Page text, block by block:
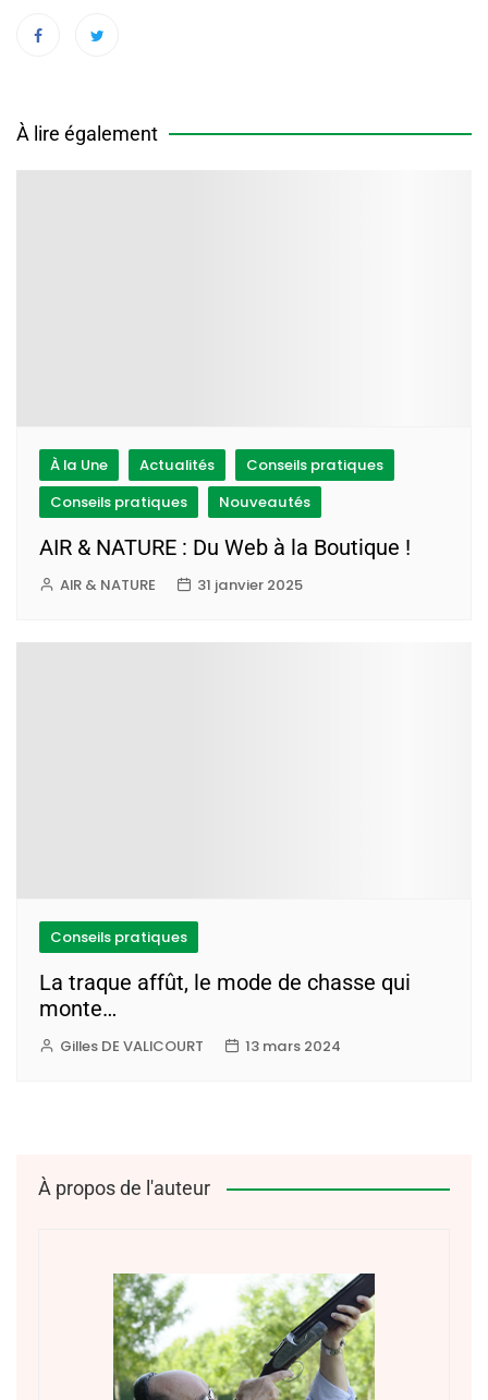
À lire également
À la Une Actualités
Conseils pratiques
Conseils pratiques
Nouveautés
AIR & NATURE : Du Web à la Boutique !
AIR & NATURE 31 janvier 2025
Conseils pratiques
La traque affût, le mode de chasse qui
monte…
Gilles DE VALICOURT 13 mars 2024
À propos de l'auteur